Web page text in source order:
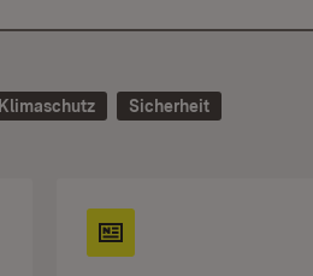
Klimaschutz Sicherheit